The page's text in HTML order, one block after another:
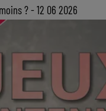
? - 12 06 2026